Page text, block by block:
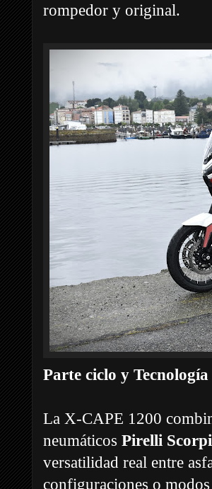
rompedor y original.
Parte ciclo y Tecnología
La X-CAPE 1200
neumáticos Pirelli
versatilidad real entre
configuraciones o